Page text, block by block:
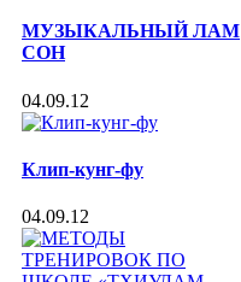
МУЗЫКАЛЬНЫЙ ЛАМ
СОН
04.09.12
Клип-кунг-фу
04.09.12